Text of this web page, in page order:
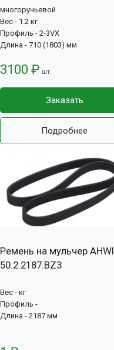
многоручьевой
Вес - 1.2 кг
Профиль - 2-3VX
Длина - 710 (1803) мм
3100 ₽ шт.
Заказать
Подробнее
Ремень на мульчер AHWI
50.2.2187.BZ3
Вес - кг
Профиль -
Длина - 2187 мм